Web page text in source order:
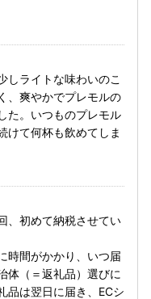
しライトな味わいのこ
、爽やかでプレモルの
た。いつものプレモル
けて何杯も飲めてしま
、初めて納税させてい
時間がかかり、いつ届
体（＝返礼品）選びに
品は翌日に届き、ECシ